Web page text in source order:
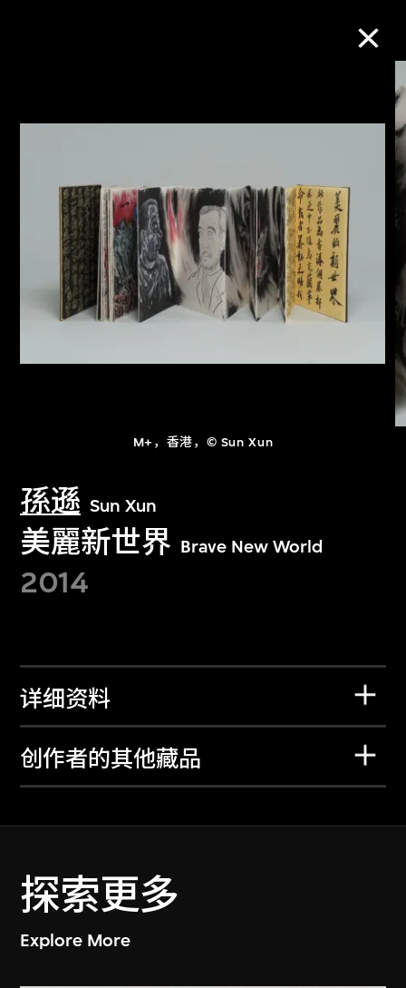
M+，香港，© Sun Xun
孫遜 Sun Xun
美麗新世界 Brave New World
2014
详细资料
创作者的其他藏品
探索更多
Explore More
关于M+藏品
文化藏品。